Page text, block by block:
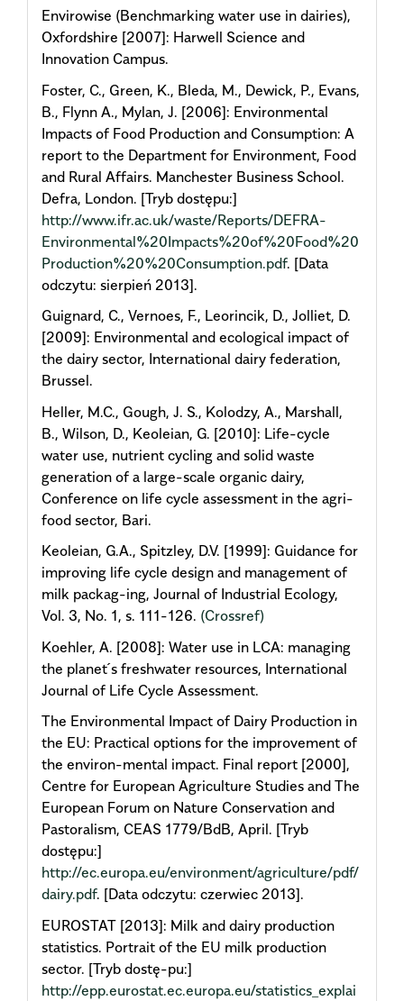
Envirowise (Benchmarking water use in dairies),
Oxfordshire [2007]: Harwell Science and
Innovation Campus.
Foster, C., Green, K., Bleda, M., Dewick, P., Evans,
B., Flynn A., Mylan, J. [2006]: Environmental
Impacts of Food Production and Consumption: A
report to the Department for Environment, Food
and Rural Affairs. Manchester Business School.
Defra, London. [Tryb dostępu:]
http://www.ifr.ac.uk/waste/Reports/DEFRA-
Environmental%20Impacts%20of%20Food%20
Production%20%20Consumption.pdf. [Data
odczytu: sierpień 2013].
Guignard, C., Vernoes, F., Leorincik, D., Jolliet, D.
[2009]: Environmental and ecological impact of
the dairy sector, International dairy federation,
Brussel.
Heller, M.C., Gough, J. S., Kolodzy, A., Marshall,
B., Wilson, D., Keoleian, G. [2010]: Life-cycle
water use, nutrient cycling and solid waste
generation of a large-scale organic dairy,
Conference on life cycle assessment in the agri-
food sector, Bari.
Keoleian, G.A., Spitzley, D.V. [1999]: Guidance for
improving life cycle design and management of
milk packag-ing, Journal of Industrial Ecology,
Vol. 3, No. 1, s. 111-126. (Crossref)
Koehler, A. [2008]: Water use in LCA: managing
the planet´s freshwater resources, International
Journal of Life Cycle Assessment.
The Environmental Impact of Dairy Production in
the EU: Practical options for the improvement of
the environ-mental impact. Final report [2000],
Centre for European Agriculture Studies and The
European Forum on Nature Conservation and
Pastoralism, CEAS 1779/BdB, April. [Tryb
dostępu:]
http://ec.europa.eu/environment/agriculture/pdf/
dairy.pdf. [Data odczytu: czerwiec 2013].
EUROSTAT [2013]: Milk and dairy production
statistics. Portrait of the EU milk production
sector. [Tryb dostę-pu:]
http://epp.eurostat.ec.europa.eu/statistics_explai